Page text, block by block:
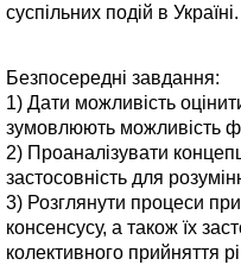
суспільних подій в Україні.
Безпосередні завдання:
1) Дати можливість
зумовлюють можливість
2) Проаналізувати
застосовність для
3) Розглянути процеси
консенсусу, а також їх
колективного прийняття